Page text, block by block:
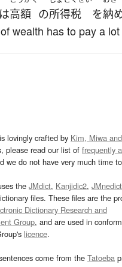
は高額 の所得税 を納
wealth has to pay a
lovingly crafted by Kim, Miwa
please read our list of frequently
we do not have very much time
the JMdict, Kanjidic2, JMnedict
files. These files are the
Dictionary Research and
Group, and are used in
licence.
come from the Tatoeba